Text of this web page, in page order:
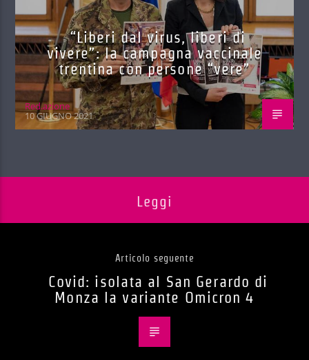
“Liberi dal virus, liberi di
vivere”: la campagna vaccinale
trentina con persone “vere”
Red.azione
10 GIUGNO 2021
Leggi
Articolo seguente
Covid: isolata al San Gerardo di
Monza la variante Omicron 4